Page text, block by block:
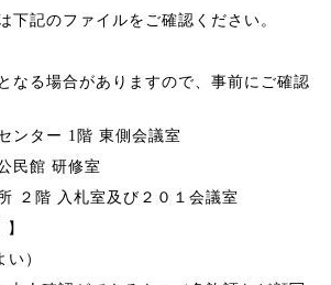
下記のファイルをご確認ください。
なる場合がありますので、事前にご確認
ンター 1階 東側会議室
民館 研修室
２階 入札室及び２０１会議室
）